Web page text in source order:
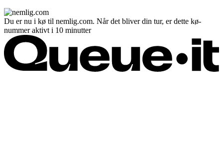
Du er nu i kø til nemlig.com. Når det bliver din tur, er dette kø-
nummer aktivt i 10 minutter